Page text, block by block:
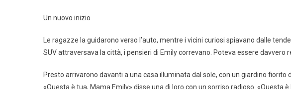
Un nuovo inizio
Le ragazze la guidarono verso l’auto, mentre i vicini curiosi spiavano dalle
SUV attraversava la città, i pensieri di Emily correvano. Poteva essere davvero
Presto arrivarono davanti a una casa illuminata dal sole, con un giardino fiorito
«Questa è tua, Mama Emily» disse una di loro con un sorriso radioso. «Questa